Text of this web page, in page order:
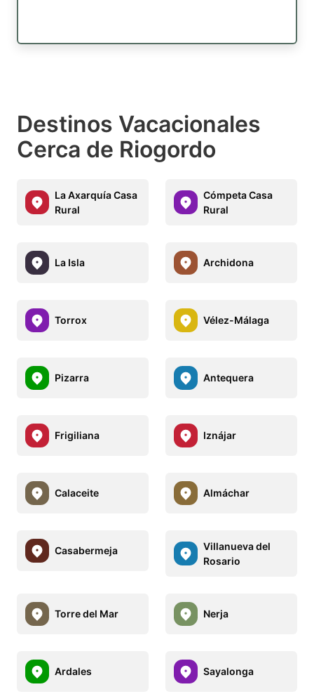
Destinos Vacacionales
Cerca de Riogordo
La Axarquía Casa
Rural
Cómpeta Casa
Rural
La Isla Archidona
Torrox Vélez-Málaga
Pizarra Antequera
Frigiliana Iznájar
Calaceite Almáchar
Casabermeja
Villanueva del
Rosario
Torre del Mar Nerja
Ardales Sayalonga